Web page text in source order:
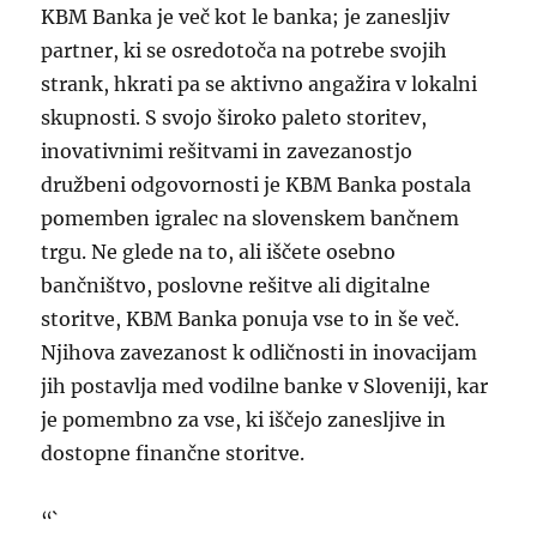
KBM Banka je več kot le banka; je zanesljiv
partner, ki se osredotoča na potrebe svojih
strank, hkrati pa se aktivno angažira v lokalni
skupnosti. S svojo široko paleto storitev,
inovativnimi rešitvami in zavezanostjo
družbeni odgovornosti je KBM Banka postala
pomemben igralec na slovenskem bančnem
trgu. Ne glede na to, ali iščete osebno
bančništvo, poslovne rešitve ali digitalne
storitve, KBM Banka ponuja vse to in še več.
Njihova zavezanost k odličnosti in inovacijam
jih postavlja med vodilne banke v Sloveniji, kar
je pomembno za vse, ki iščejo zanesljive in
dostopne finančne storitve.
“`